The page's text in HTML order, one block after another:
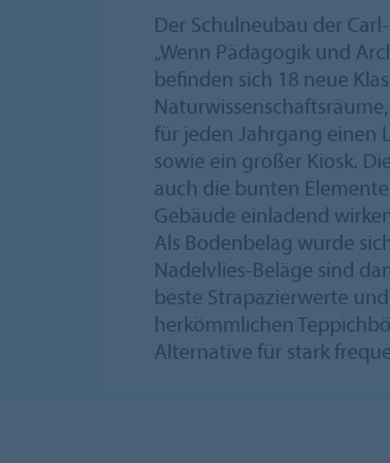
Der Schulneubau der
„Wenn Pädagogik und
befinden sich 18 neue
für jeden Jahrgang einen
sowie ein großer Kiosk.
auch die bunten
Gebäude einladend
Als Bodenbelag wurde
Nadelvlies-Beläge sind
beste Strapazierwerte
herkömmlichen
Alternative für stark